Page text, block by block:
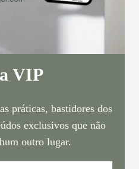
VIP
práticas, bastidores dos
exclusivos que não
outro lugar.